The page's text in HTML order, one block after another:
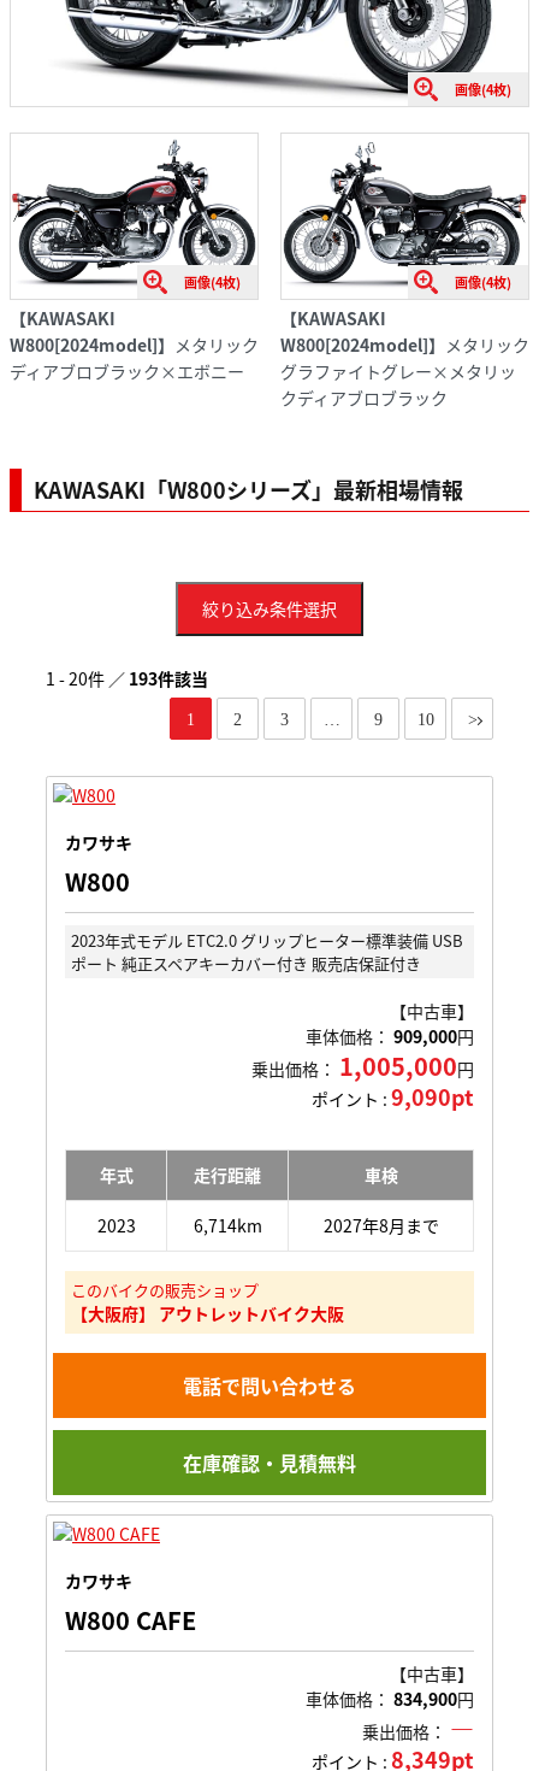
画像(4枚)
画像(4枚)
【KAWASAKI
W800[2024model]】 メタリック
ディアブロブラック×エボニー
画像(4枚)
【KAWASAKI
W800[2024model]】 メタリック
グラファイトグレー×メタリッ
クディアブロブラック
KAWASAKI「W800シリーズ」最新相場情報
絞り込み条件選択
1 - 20件 ／ 193件該当
1 2 3 9 10 >
カワサキ
W800
2023年式モデル ETC2.0 グリップヒーター標準装備 USB
ポート 純正スペアキーカバー付き 販売店保証付き
【中古車】
車体価格： 909,000円
乗出価格： 1,005,000円
ポイント : 9,090pt
年式 走行距離 車検
2023 6,714km 2027年8月まで
このバイクの販売ショップ
【大阪府】 アウトレットバイク大阪
電話で問い合わせる
在庫確認・見積無料
カワサキ
W800 CAFE
【中古車】
車体価格： 834,900円
乗出価格： ―
ポイント : 8,349pt